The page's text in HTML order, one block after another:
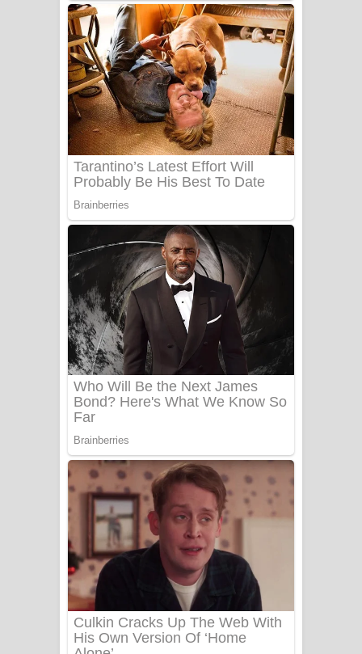
Katakara Song Lyrics - කටකාර ගීතයේ
පද පෙළ
Tharu Yaye Dilena Song Lyrics - තරු
යායේ දිලෙනා ගීතයේ පද පෙළ
Ow Man Sosa Song Lyrics - ඔව් මං
සෝසා ගීතයේ පද පෙළ
Heavy Weight Song Lyrics
Aye Lanweela Song Lyrics - ආයේ
ලංවීලා ගීතයේ පද පෙළ
Ala purannata Song Lyrics - ආල
පුරන්නට ගීතයේ පද පෙළ
FEVER DREAM Lyrics - Alex Warren
Apa Hamuwee Song Lyrics - අප හමුවී
ගීතයේ පද පෙළ
PATHINIYE Song Lyrics - පතිනියනේ
ගීතයේ පද පෙළ
Sorry Sir Song Lyrics - සොරි සර්
ගීතයේ පද පෙළ